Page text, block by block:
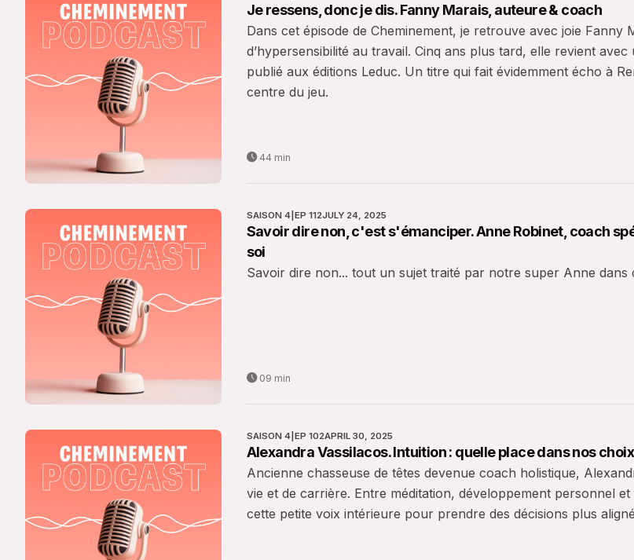
Je ressens, donc je dis. Fanny Marais, auteure & coach
Dans cet épisode de Cheminement, je retrouve avec joie
d’hypersensibilité au travail. Cinq ans plus tard, elle revient
publié aux éditions Leduc. Un titre qui fait évidemment écho à
centre du jeu.
44 min
SAISON 4| EP 112JULY 24, 2025
Savoir dire non, c'est s'émanciper. Anne Robinet, coach
soi
Savoir dire non... tout un sujet traité par notre super Anne dans
09 min
SAISON 4| EP 102APRIL 30, 2025
Alexandra Vassilacos. Intuition : quelle place dans nos
Ancienne chasseuse de têtes devenue coach holistique,
vie et de carrière. Entre méditation, développement personnel
cette petite voix intérieure pour prendre des décisions plus